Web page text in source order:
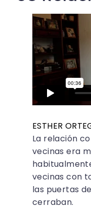
ESTHER
La relación
vecinas era
vecinas con
las puertas
cerraban.